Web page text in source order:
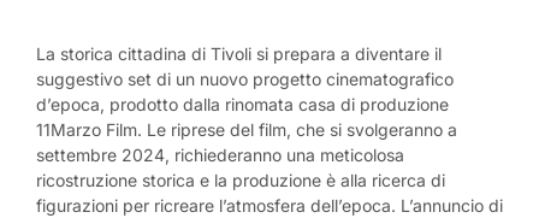
La storica cittadina di Tivoli si prepara a diventare il
suggestivo set di un nuovo progetto cinematografico
d’epoca, prodotto dalla rinomata casa di produzione
11Marzo Film. Le riprese del film, che si svolgeranno a
settembre 2024, richiederanno una meticolosa
ricostruzione storica e la produzione è alla ricerca di
figurazioni per ricreare l’atmosfera dell’epoca. L’annuncio di